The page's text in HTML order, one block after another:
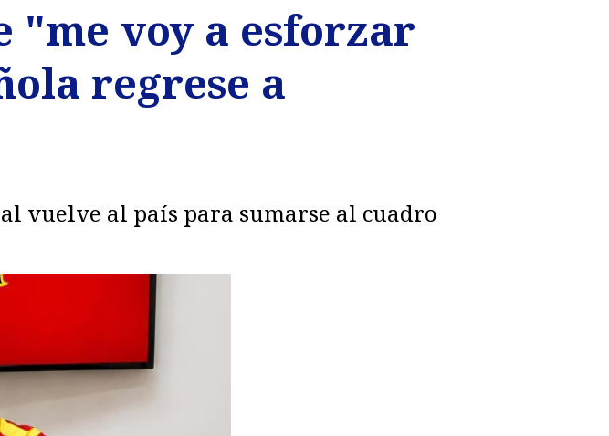
"me voy a esforzar
regrese a
vuelve al país para sumarse al cuadro